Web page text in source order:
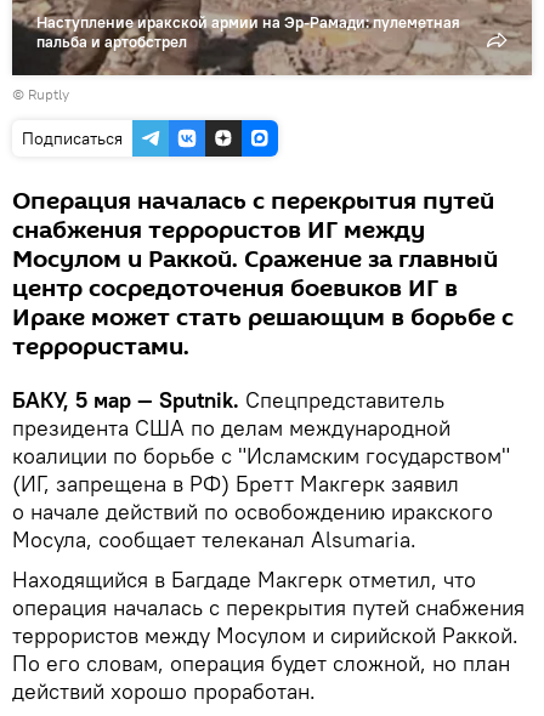
Наступление иракской армии на Эр-Рамади: пулеметная
пальба и артобстрел
© Ruptly
Подписаться
Операция началась с перекрытия путей
снабжения террористов ИГ между
Мосулом и Раккой. Сражение за главный
центр сосредоточения боевиков ИГ в
Ираке может стать решающим в борьбе с
террористами.
БАКУ, 5 мар — Sputnik. Спецпредставитель
президента США по делам международной
коалиции по борьбе с "Исламским государством"
(ИГ, запрещена в РФ) Бретт Макгерк заявил
о начале действий по освобождению иракского
Мосула, сообщает телеканал Alsumaria.
Находящийся в Багдаде Макгерк отметил, что
операция началась с перекрытия путей снабжения
террористов между Мосулом и сирийской Раккой.
По его словам, операция будет сложной, но план
действий хорошо проработан.